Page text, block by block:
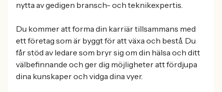
nytta av gedigen bransch- och teknikexpertis.
Du kommer att forma din karriär tillsammans med
ett företag som är byggt för att växa och bestå. Du
får stöd av ledare som bryr sig om din hälsa och ditt
välbefinnande och ger dig möjligheter att fördjupa
dina kunskaper och vidga dina vyer.